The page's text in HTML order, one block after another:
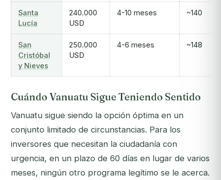
Santa
Lucía
240.000
USD
4-10 meses ~140
San
Cristóbal
y Nieves
250.000
USD
4-6 meses ~148
Cuándo Vanuatu Sigue Teniendo Sentido
Vanuatu sigue siendo la opción óptima en un
conjunto limitado de circunstancias. Para los
inversores que necesitan la ciudadanía con
urgencia, en un plazo de 60 días en lugar de varios
meses, ningún otro programa legítimo se le acerca.